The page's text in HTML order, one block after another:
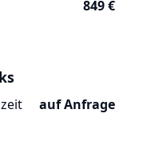
849 €
auf Anfrage